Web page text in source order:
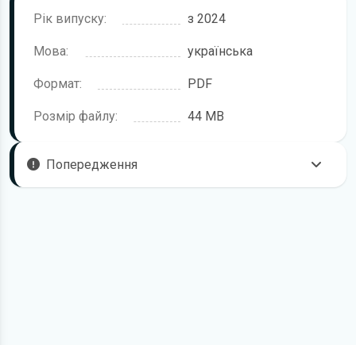
Рік випуску: з 2024
Мова: українська
Формат: PDF
Розмір файлу: 44 MB
Попередження